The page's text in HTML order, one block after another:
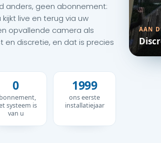
anders, geen abonnement:
live en terug via uw
opvallende camera als
en discretie, en dat is precies
0
systeem is
van u
1999
ons eerste
installatiejaar
AAN